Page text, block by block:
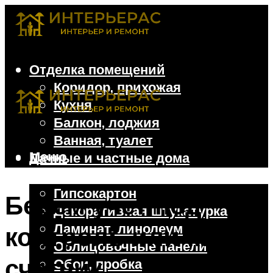
Отделка помещений
Коридор, прихожая
Кухня
Балкон, лоджия
Ванная, туалет
Дачные и частные дома
Гипсокартон
Декоративная штукатурка
Ламинат, линолеум
Облицовочные панели
Обои, пробка
Меню
Берем учет под
контроль или какой